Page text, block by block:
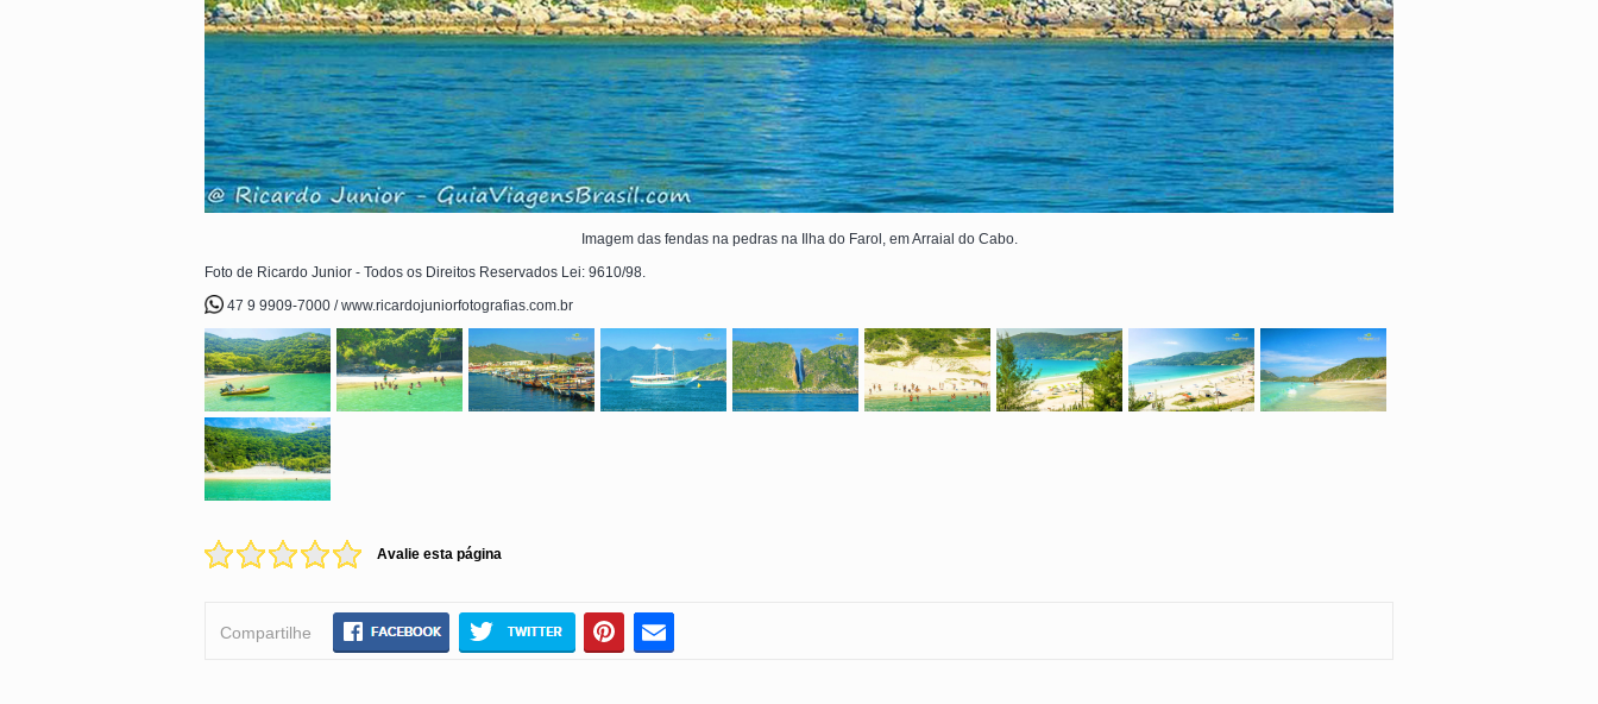
Imagem das fendas na pedras na Ilha do Farol, em Arraial do Cabo.
Foto de Ricardo Junior - Todos os Direitos Reservados Lei: 9610/98.
47 9 9909-7000 / www.ricardojuniorfotografias.com.br
Avalie esta página
Compartilhe